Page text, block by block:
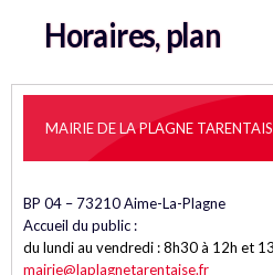
Horaires, plan
MAIRIE DE LA PLAGNE
BP 04 – 73210 Aime-La-Plagne
Accueil du public :
du lundi au vendredi : 8h30 à 12h et
mairie@laplagnetarentaise.fr